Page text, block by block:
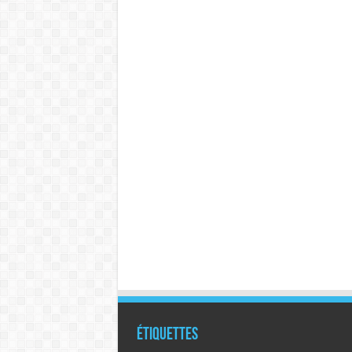
Étiquettes